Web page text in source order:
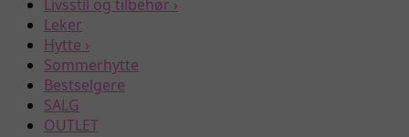
Livsstil og tilbehør ›
Leker
Hytte ›
Sommerhytte
Bestselgere
SALG
OUTLET